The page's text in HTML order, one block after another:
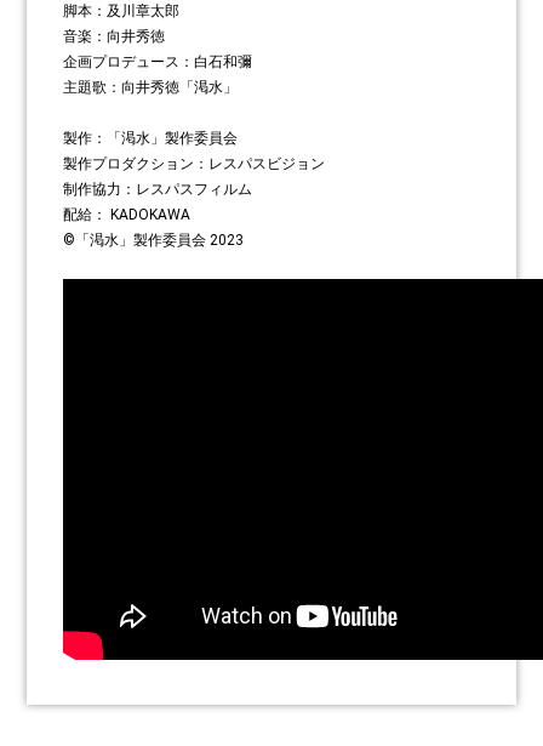
脚本：及川章太郎
音楽：向井秀徳
企画プロデュース：白石和彌
主題歌：向井秀徳「渇⽔」
製作：「渇水」製作委員会
製作プロダクション：レスパスビジョン
制作協力：レスパスフィルム
配給： KADOKAWA
©「渇水」製作委員会 2023